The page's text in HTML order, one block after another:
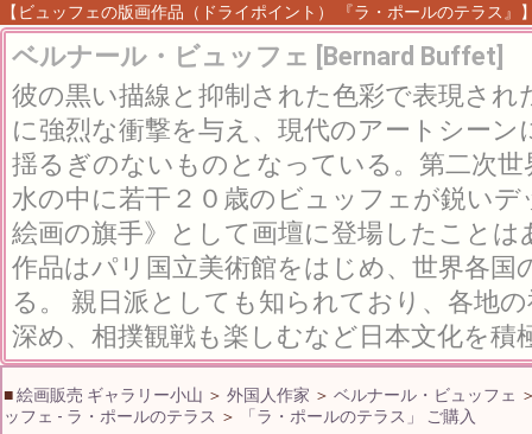
【ビュッフェの版画作品（ドライポイント） 『ラ・ポールのテラス』
ベルナール・ビュッフェ [Bernard Buffet]
彼の黒い描線と抑制された色彩で表現され
に強烈な衝撃を与え、現代のアートシー
揺るぎのないものとなっている。第二次世
水の中に若干２０歳のビュッフェが鋭い
絵画の旗手》として画壇に登場したこと
作品はパリ国立美術館をはじめ、世界各国
る。 親日派としても知られており、各地
深め、相撲観戦も楽しむなど日本文化を積
■絵画販売 ギャラリー小山 ＞ 外国人作家 ＞ ベルナール・ビュッフェ
ッフェ - ラ・ポールのテラス ＞ 「ラ・ポールのテラス」 ご購入